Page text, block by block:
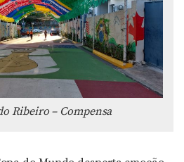
Ribeiro – Compensa